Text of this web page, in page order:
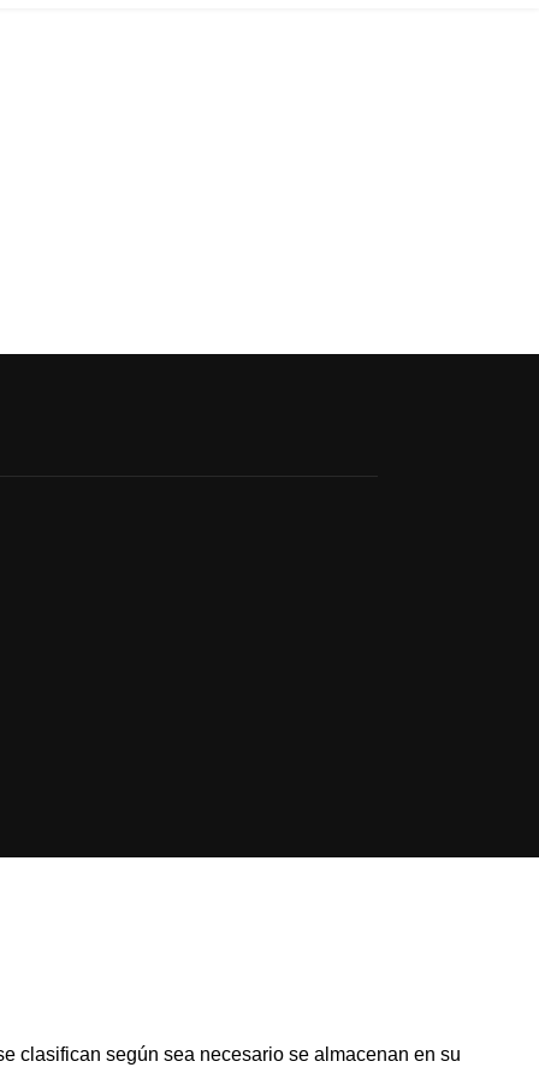
clasifican según sea necesario se almacenan en su